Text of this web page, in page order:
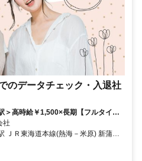
のデータチェック・入退社
＞高時給￥1,500×長期【フルタイム
社
－米原) 蒲原駅 車5分 ※富士川駅から
●敷地内に無料